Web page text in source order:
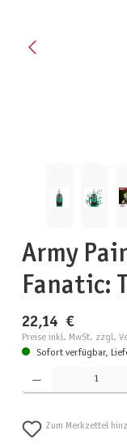
Army
Fanatic:
22,14 €
Preise inkl. MwSt. zzgl.
Sofort verfügbar,
Produkt Anzahl: Gib den
Zum Merkzettel